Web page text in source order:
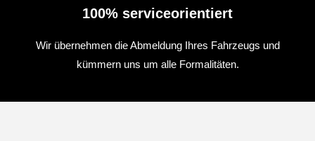
100% serviceorientiert
Wir übernehmen die Abmeldung Ihres Fahrzeugs und
kümmern uns um alle Formalitäten.